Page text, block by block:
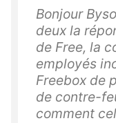
Bonjour
deux la
de Free, la
employés
Freebox de
de contre-
comment